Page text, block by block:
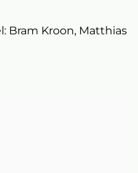
Bram Kroon, Matthias